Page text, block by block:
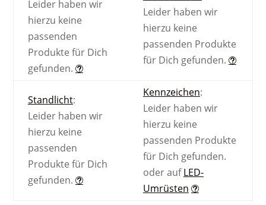
Leider haben wir
hierzu keine
passenden
Produkte für Dich
gefunden.
Leider haben wir
hierzu keine
passenden Produkte
für Dich gefunden.
Standlicht:
Leider haben wir
hierzu keine
passenden
Produkte für Dich
gefunden.
Kennzeichen:
Leider haben wir
hierzu keine
passenden Produkte
für Dich gefunden.
oder aufLED-
Umrüsten